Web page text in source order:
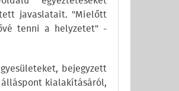
javaslatait. "Mielőtt
tenni a helyzetet" -
bejegyzett
kialakításáról,